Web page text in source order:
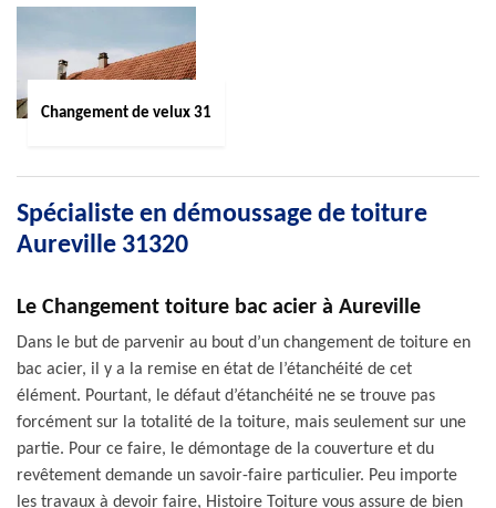
Changement de velux 31
Spécialiste en démoussage de toiture
Aureville 31320
Le Changement toiture bac acier à Aureville
Dans le but de parvenir au bout d’un changement de toiture en
bac acier, il y a la remise en état de l’étanchéité de cet
élément. Pourtant, le défaut d’étanchéité ne se trouve pas
forcément sur la totalité de la toiture, mais seulement sur une
partie. Pour ce faire, le démontage de la couverture et du
revêtement demande un savoir-faire particulier. Peu importe
les travaux à devoir faire, Histoire Toiture vous assure de bien